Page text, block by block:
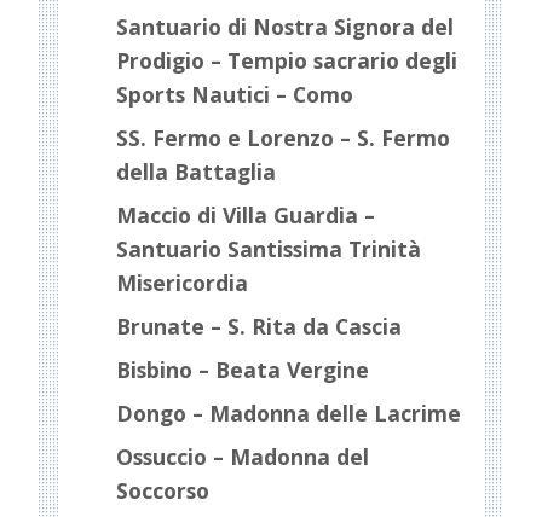
Santuario di Nostra Signora del
Prodigio – Tempio sacrario degli
Sports Nautici – Como
SS. Fermo e Lorenzo – S. Fermo
della Battaglia
Maccio di Villa Guardia –
Santuario Santissima Trinità
Misericordia
Brunate – S. Rita da Cascia
Bisbino – Beata Vergine
Dongo – Madonna delle Lacrime
Ossuccio – Madonna del
Soccorso